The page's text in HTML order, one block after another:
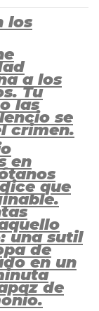
los
a los
Tu
las
se
crimen.
en
que
una sutil
de
en un
de